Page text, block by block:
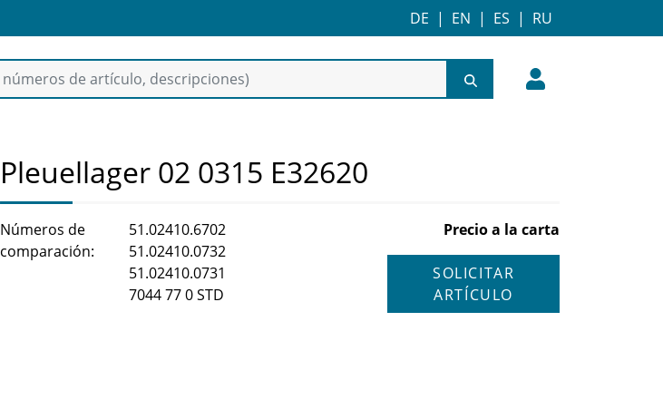
DE | EN | ES | RU
Pleuellager 02 0315 E32620
Precio a la carta
SOLICITAR
ARTÍCULO
Números de
comparación:
51.02410.6702
51.02410.0732
51.02410.0731
7044 77 0 STD